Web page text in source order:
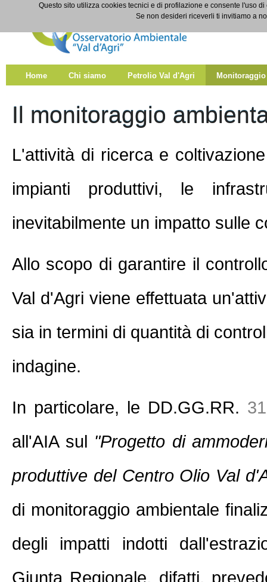
Salta al contenuto
Monitoraggio
Home Chi siamo Petrolio Val d'Agri Monitoraggio
Il monitoraggio
L'attività di ricerca e
impianti produttivi, le
inevitabilmente un impatto sulle
Allo scopo di garantire il
Val d'Agri viene effettuata
sia in termini di quantità di
indagine.
In particolare, le DD.GG.RR.
all'AIA sul "Progetto di
produttive del Centro Olio Val
di monitoraggio ambientale
degli impatti indotti
Giunta Regionale, difatti,
Questo sito utilizza cookies tecnici e di profilazione e consente l'uso
Se non desideri riceverli ti invitiamo a